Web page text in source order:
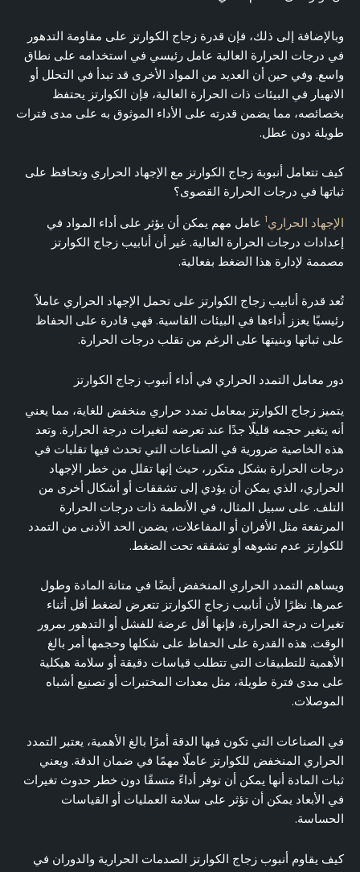
وبالإضافة إلى ذلك، فإن قدرة زجاج الكوارتز على مقاومة التدهور
في درجات الحرارة العالية عامل رئيسي في استخدامه على نطاق
واسع. وفي حين أن العديد من المواد الأخرى قد تبدأ في التحلل أو
الانهيار في البيئات ذات الحرارة العالية، فإن الكوارتز يحتفظ
بخصائصه، مما يضمن قدرته على الأداء الموثوق به على مدى فترات
طويلة دون عطل.
كيف تتعامل أنبوبة زجاج الكوارتز مع الإجهاد الحراري وتحافظ على
ثباتها في درجات الحرارة القصوى؟
الإجهاد الحراري1 عامل مهم يمكن أن يؤثر على أداء المواد في
إعدادات درجات الحرارة العالية. غير أن أنابيب زجاج الكوارتز
مصممة لإدارة هذا الضغط بفعالية.
تُعد قدرة أنابيب زجاج الكوارتز على تحمل الإجهاد الحراري عاملاً
رئيسيًا يعزز أداءها في البيئات القاسية. فهي قادرة على الحفاظ
على ثباتها وبنيتها على الرغم من تقلب درجات الحرارة.
دور معامل التمدد الحراري في أداء أنبوب زجاج الكوارتز
يتميز زجاج الكوارتز بمعامل تمدد حراري منخفض للغاية، مما يعني
أنه يتغير حجمه قليلًا جدًا عند تعرضه لتغيرات درجة الحرارة. وتعد
هذه الخاصية ضرورية في الصناعات التي تحدث فيها تقلبات في
درجات الحرارة بشكل متكرر، حيث إنها تقلل من خطر الإجهاد
الحراري، الذي يمكن أن يؤدي إلى تشققات أو أشكال أخرى من
التلف. على سبيل المثال، في الأنظمة ذات درجات الحرارة
المرتفعة مثل الأفران أو المفاعلات، يضمن الحد الأدنى من التمدد
للكوارتز عدم تشوهه أو تشققه تحت الضغط.
ويساهم التمدد الحراري المنخفض أيضًا في متانة المادة وطول
عمرها. نظرًا لأن أنابيب زجاج الكوارتز تتعرض لضغط أقل أثناء
تغيرات درجة الحرارة، فإنها أقل عرضة للفشل أو التدهور بمرور
الوقت. هذه القدرة على الحفاظ على شكلها وحجمها أمر بالغ
الأهمية للتطبيقات التي تتطلب قياسات دقيقة أو سلامة هيكلية
على مدى فترة طويلة، مثل معدات المختبرات أو تصنيع أشباه
الموصلات.
في الصناعات التي تكون فيها الدقة أمرًا بالغ الأهمية، يعتبر التمدد
الحراري المنخفض للكوارتز عاملًا مهمًا في ضمان الدقة. ويعني
ثبات المادة أنها يمكن أن توفر أداءً متسقًا دون خطر حدوث تغيرات
في الأبعاد يمكن أن تؤثر على سلامة العمليات أو القياسات
الحساسة.
كيف يقاوم أنبوب زجاج الكوارتز الصدمات الحرارية والدوران في